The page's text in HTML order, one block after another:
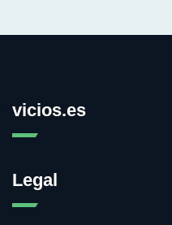
vicios.es
Legal